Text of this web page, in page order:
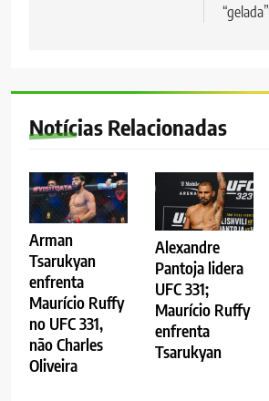
“gelada”
Notícias Relacionadas
Arman
Tsarukyan
enfrenta
Maurício Ruffy
no UFC 331,
não Charles
Oliveira
Alexandre
Pantoja lidera
UFC 331;
Maurício Ruffy
enfrenta
Tsarukyan